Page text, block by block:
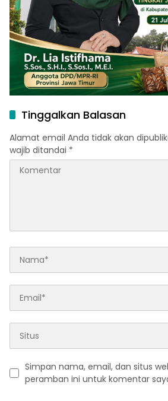
Tinggalkan Balasan
Alamat email Anda tidak akan
wajib ditandai *
Simpan nama, email, dan situs
peramban ini untuk komentar